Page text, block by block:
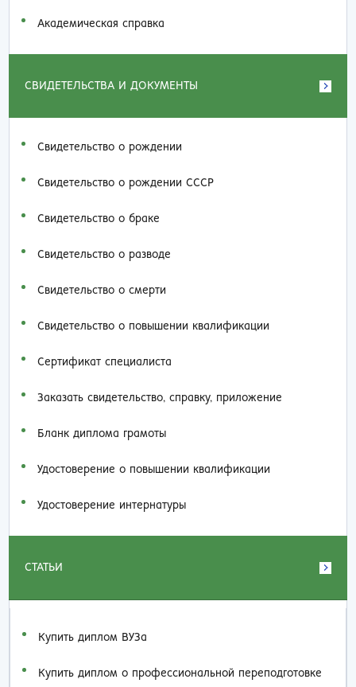
Академическая справка
СВИДЕТЕЛЬСТВА И ДОКУМЕНТЫ
Свидетельство о рождении
Свидетельство о рождении СССР
Свидетельство о браке
Свидетельство о разводе
Свидетельство о смерти
Свидетельство о повышении квалификации
Сертификат специалиста
Заказать cвидетельство, справку, приложение
Бланк диплома грамоты
Удостоверение о повышении квалификации
Удостоверение интернатуры
СТАТЬИ
Купить диплом ВУЗа
Купить диплом о профессиональной переподготовке